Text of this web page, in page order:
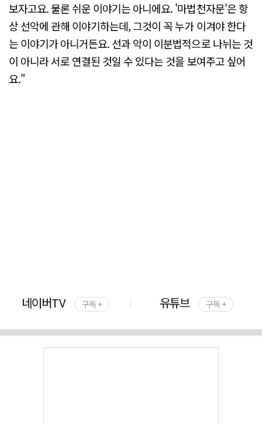
보자고요. 물론 쉬운 이야기는 아니에요. '마법천자문'은 항
상 선악에 관해 이야기하는데, 그것이 꼭 누가 이겨야 한다
는 이야기가 아니거든요. 선과 악이 이분법적으로 나뉘는 것
이 아니라 서로 연결된 것일 수 있다는 것을 보여주고 싶어
요."
네이버TV 구독 + 유튜브 구독 +